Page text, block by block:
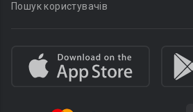
Пошук користувачів